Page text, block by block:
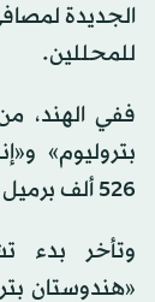
الجديدة
للمحللين.
ففي الهند،
بتروليوم»
526 ألف برميل يومياً من الطاقة التكريرية هذا العام.
وتأخر بدء